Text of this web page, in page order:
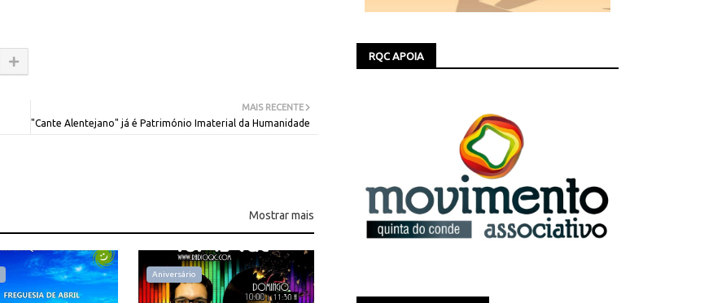
MAIS RECENTE
"Cante Alentejano" já é Património Imaterial da Humanidade
Mostrar mais
Aniversário
RQC APOIA